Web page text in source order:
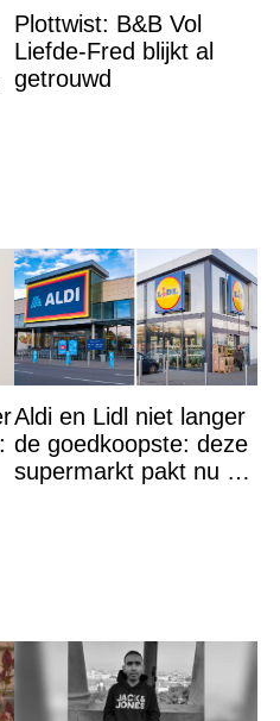
Plottwist: B&B Vol
Liefde-Fred blijkt al
getrouwd
Aldi en Lidl niet langer
de goedkoopste: deze
supermarkt pakt nu de